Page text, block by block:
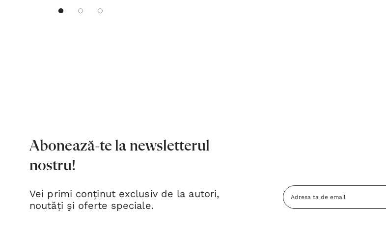
Abonează-te la newsletterul
nostru!
Vei primi conținut exclusiv de la autori,
noutăți şi oferte speciale.
Adresa
Email